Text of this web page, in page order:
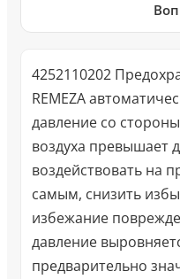
4252110202
REMEZA
давление со
воздуха превышает
воздействовать на
самым, снизить
избежание
давление
предварительно